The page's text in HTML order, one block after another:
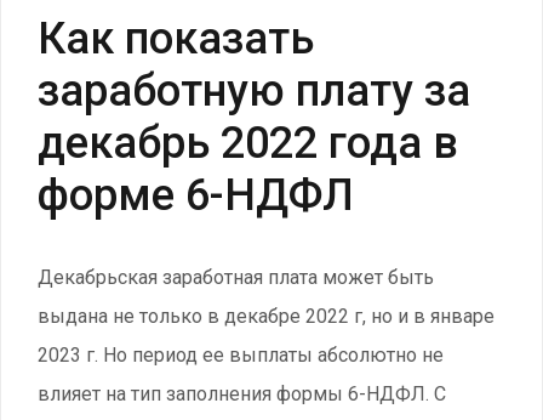
Как показать
заработную плату за
декабрь 2022 года в
форме 6-НДФЛ
Декабрьская заработная плата может быть
выдана не только в декабре 2022 г, но и в январе
2023 г. Но период ее выплаты абсолютно не
влияет на тип заполнения формы 6-НДФЛ. С